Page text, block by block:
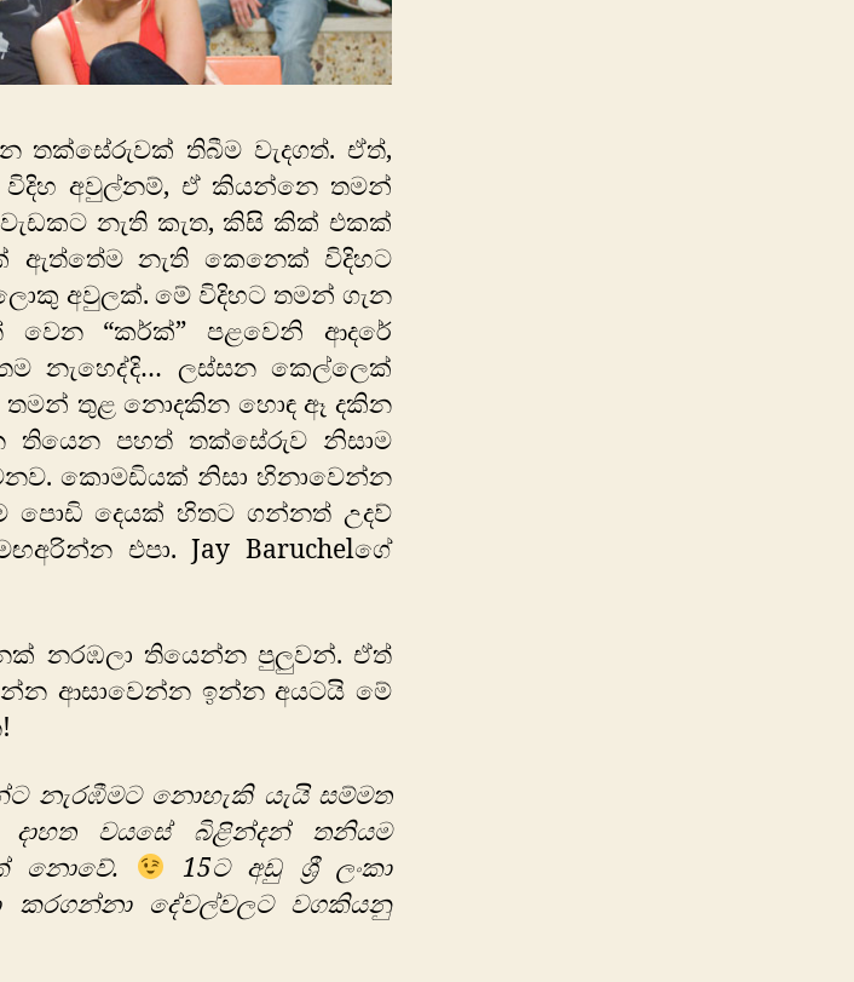
තක්සේරුවක් තිබීම වැදගත්. ඒත්,
අවුල්නම්, ඒ කියන්නෙ තමන්
නැති කැත, කිසි කික් එකක්
ඇත්තේම නැති කෙනෙක් විදිහට
අවුලක්. මේ විදිහට තමන් ගැන
“කර්ක්” පළවෙනි ආදරේ
නැහෙද්දි… ලස්සන කෙල්ලෙක්
තමන් තුළ නොදකින හොඳ ඈ දකින
තියෙන පහත් තක්සේරුව නිසාම
කොමඩියක් නිසා හිනාවෙන්න
පොඩි දෙයක් හිතට ගන්නත් උදව්
එපා. Jay Baruchelගේ
නරඹලා තියෙන්න පුලුවන්. ඒත්
ආසාවෙන්න ඉන්න අයටයි මේ
නැරඹීමට නොහැකි යැයි සම්මත
වයසේ බිළින්දන් තනියම
නොවේ.
15ට අඩු ශ්‍රී ලංකා
කරගන්නා දේවල්වලට වගකියනු